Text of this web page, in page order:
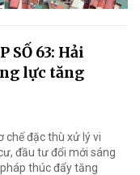
SỐ 63: Hải
lực tăng
chế đặc thù xử lý vi
đầu tư đổi mới sáng
thúc đẩy tăng